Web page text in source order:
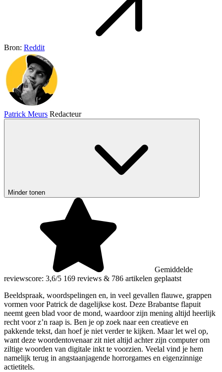
Bron: Reddit
Patrick Meurs Redacteur
Minder tonen
Gemiddelde
reviewscore: 3,6/5 169 reviews & 786 artikelen geplaatst
Beeldspraak, woordspelingen en, in veel gevallen flauwe, grappen
vormen voor Patrick de dagelijkse kost. Deze Brabantse flapuit
neemt geen blad voor de mond, waardoor zijn mening altijd heerlijk
recht voor z’n raap is. Ben je op zoek naar een creatieve en
pakkende tekst, dan hoef je niet verder te kijken. Maar let wel op,
want deze woordentovenaar zit niet altijd achter zijn computer om
ziltige woorden van digitale inkt te voorzien. Veelal vind je hem
namelijk terug in angstaanjagende horrorgames en eigenzinnige
actietitels.